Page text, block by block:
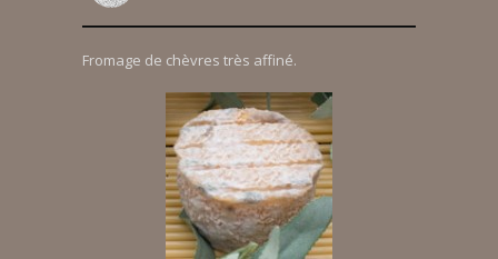
Fromage de chèvres très affiné.